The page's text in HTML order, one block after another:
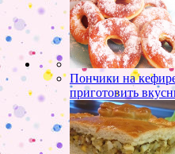
Пончики на
приготовить